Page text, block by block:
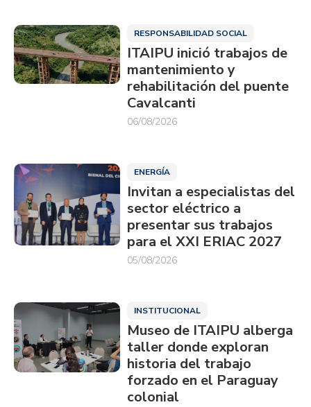
RESPONSABILIDAD SOCIAL
ITAIPU inició trabajos de
mantenimiento y
rehabilitación del puente
Cavalcanti
06/08/2026
ENERGÍA
Invitan a especialistas del
sector eléctrico a
presentar sus trabajos
para el XXI ERIAC 2027
05/08/2026
INSTITUCIONAL
Museo de ITAIPU alberga
taller donde exploran
historia del trabajo
forzado en el Paraguay
colonial